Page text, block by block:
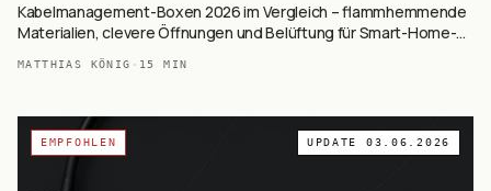
Kabelmanagement-Boxen 2026 im Vergleich – flammhemmende
Materialien, clevere Öffnungen und Belüftung für Smart-Home-
MATTHIAS KÖNIG · 15 MIN
EMPFOHLEN UPDATE 03.06.2026